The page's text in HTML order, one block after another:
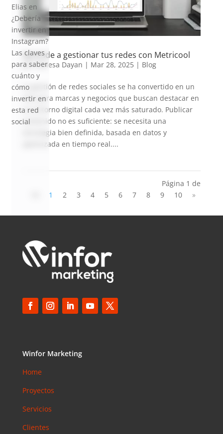
Aprende a gestionar tus redes con Metricool
porVanesa Dayan | Mar 28, 2025| Blog
La gestión de redes sociales se ha convertido en un
reto para marcas y negocios que buscan destacar en
un entorno digital cada vez más saturado. Publicar
contenido no es suficiente: se necesita una
estrategia bien definida, basada en datos y
optimizada en tiempo real....
Página 1 de
1 2 3 4 5 6 7 8 9 10 »
Elias en
¿Debería
invertir en
Instagram?
Las claves
para saber
cuánto y
cómo
invertir en
esta red
social
Winfor Marketing
Home
Proyectos
Servicios
Clientes